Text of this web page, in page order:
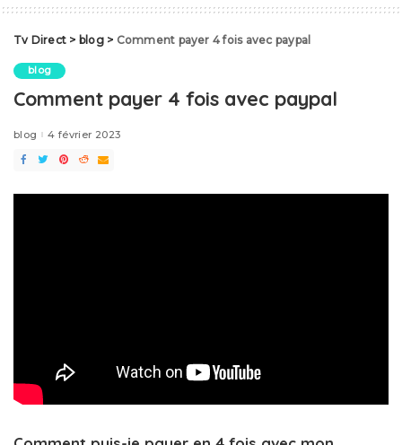
Tv Direct > blog> Comment payer 4 fois avec paypal
blog
Comment payer 4 fois avec paypal
blog 4 février 2023